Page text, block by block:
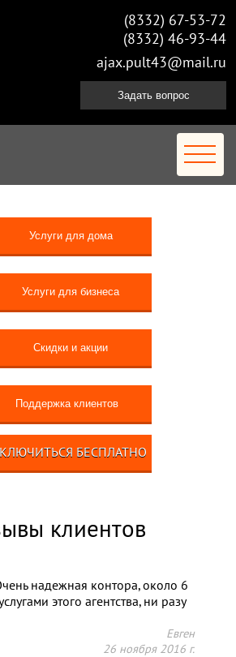
БЕСПЛАТНО
(8332) 67-53-72
(8332) 46-93-44
ajax.pult43@mail.ru
Задать вопрос
Услуги для дома
Услуги для бизнеса
Скидки и акции
Поддержка клиентов
клиентов
надежная контора, около 6
этого агентства, ни разу
Евген
26 ноября 2016 г.